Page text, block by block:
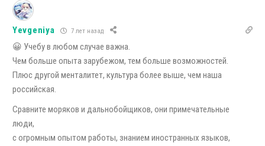
Yevgeniya 7 лет назад
😀 Учебу в любом случае важна.
Чем больше опыта зарубежом, тем больше возможностей.
Плюс другой менталитет, культура более выше, чем наша
российская.
Сравните моряков и дальнобойщиков, они примечательные
люди,
с огромным опытом работы, знанием иностранных языков,